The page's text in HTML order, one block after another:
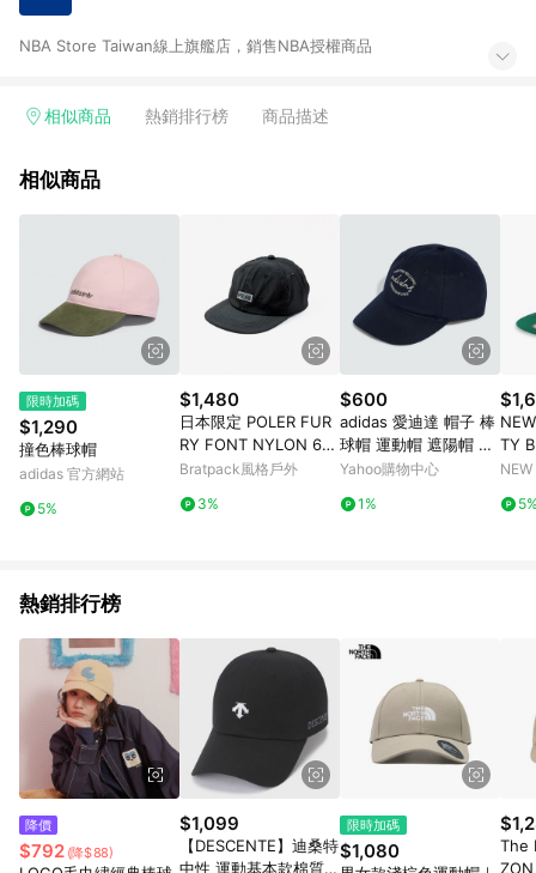
NBA Store Taiwan線上旗艦店，銷售NBA授權商品
相似商品 熱銷排行榜 商品描述
相似商品
限時加碼
$1,290
撞色棒球帽
adidas 官方網站
5%
$1,480
日本限定 POLER FUR
RY FONT NYLON 6P
CAP 六片尼龍帽 / 黑
Bratpack風格戶外
3%
$600
adidas 愛迪達 帽子 棒
球帽 運動帽 遮陽帽 DA
D CAP EMBR 藍 IY76
Yahoo購物中心
1%
TY
熱銷排行榜
降價
$792 (降$88)
$1,099
【DESCENTE】迪桑特
中性 運動基本款棉質運
限時加碼
$1,080
The